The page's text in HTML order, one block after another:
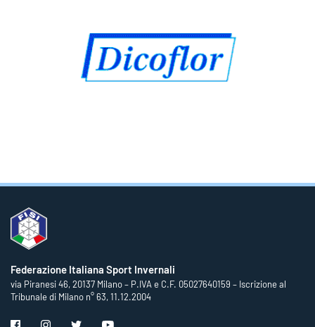
Federazione Italiana Sport Invernali
via Piranesi 46, 20137 Milano – P.IVA e C.F. 05027640159 – Iscrizione al
Tribunale di Milano n° 63, 11.12.2004